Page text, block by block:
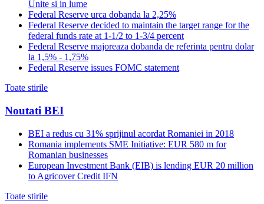
Unite si in lume
Federal Reserve urca dobanda la 2,25%
Federal Reserve decided to maintain the target range for the
federal funds rate at 1-1/2 to 1-3/4 percent
Federal Reserve majoreaza dobanda de referinta pentru dolar
la 1,5% - 1,75%
Federal Reserve issues FOMC statement
Toate stirile
Noutati BEI
BEI a redus cu 31% sprijinul acordat Romaniei in 2018
Romania implements SME Initiative: EUR 580 m for
Romanian businesses
European Investment Bank (EIB) is lending EUR 20 million
to Agricover Credit IFN
Toate stirile